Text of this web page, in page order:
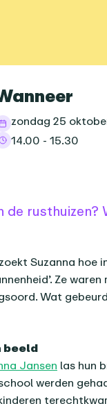
zondag 25
14.00 - 15.30
de
Suzanna
Ze
Wat
beeld
Jansen las hun
werden